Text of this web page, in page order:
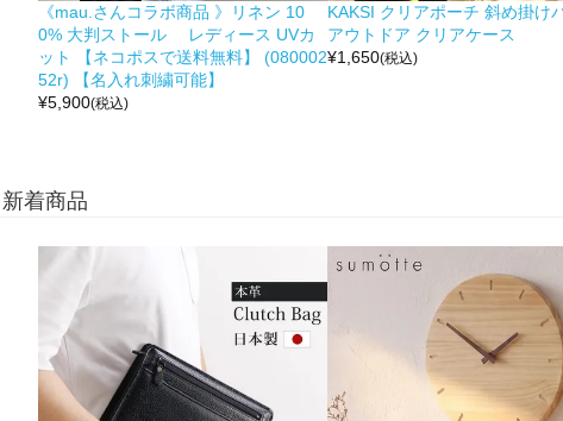
《mau.さんコラボ商品 》リネン 10
0% 大判ストール レディース UVカ
ット 【ネコポスで送料無料】 (080002
52r) 【名入れ刺繍可能】
¥5,900(税込)
KAKSI クリアポーチ 斜め掛け
アウトドア クリアケース
¥1,650(税込)
新着商品